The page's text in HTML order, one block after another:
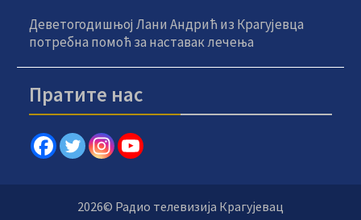
Деветогодишњој Лани Андрић из Крагујевца
потребна помоћ за наставак лечења
Пратите нас
2026© Радио телевизија Крагујевац